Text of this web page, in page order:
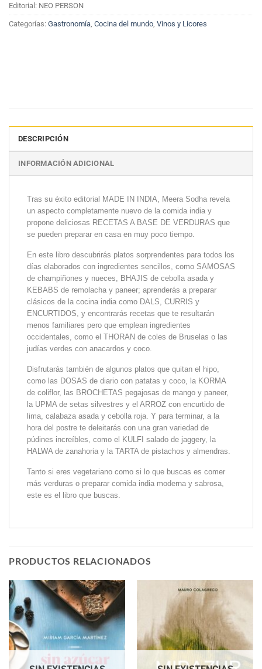
Editorial: NEO PERSON
Categorías: Gastronomía Cocina del mundo Vinos y Licores
DESCRIPCIÓN
INFORMACIÓN ADICIONAL
Tras su éxito editorial MADE IN INDIA, Meera Sodha revela
un aspecto completamente nuevo de la comida india y
propone deliciosas RECETAS A BASE DE VERDURAS que
se pueden preparar en casa en muy poco tiempo.
En este libro descubrirás platos sorprendentes para todos los
días elaborados con ingredientes sencillos, como SAMOSAS
de champiñones y nueces, BHAJIS de cebolla asada y
KEBABS de remolacha y paneer; aprenderás a preparar
clásicos de la cocina india como DALS, CURRIS y
ENCURTIDOS, y encontrarás recetas que te resultarán
menos familiares pero que emplean ingredientes
occidentales, como el THORAN de coles de Bruselas o las
judías verdes con anacardos y coco.
Disfrutarás también de algunos platos que quitan el hipo,
como las DOSAS de diario con patatas y coco, la KORMA
de coliflor, las BROCHETAS pegajosas de mango y paneer,
la UPMA de setas silvestres y el ARROZ con encurtido de
lima, calabaza asada y cebolla roja. Y para terminar, a la
hora del postre te deleitarás con una gran variedad de
púdines increíbles, como el KULFI salado de jaggery, la
HALWA de zanahoria y la TARTA de pistachos y almendras.
Tanto si eres vegetariano como si lo que buscas es comer
más verduras o preparar comida india moderna y sabrosa,
este es el libro que buscas.
PRODUCTOS RELACIONADOS